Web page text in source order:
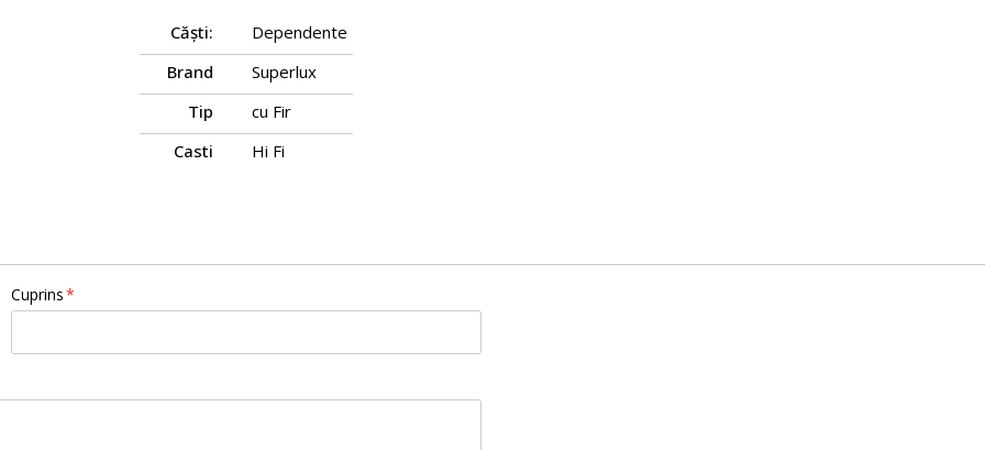
Căști:
Dependente
Brand
Superlux
Tip
cu Fir
Casti
Hi Fi
Cuprins